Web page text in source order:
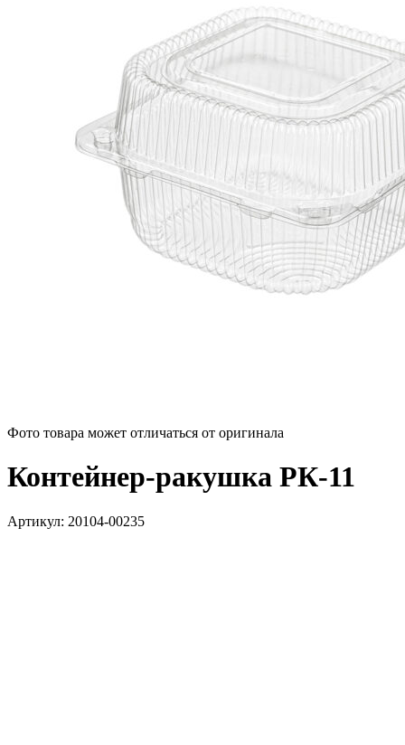
Фото товара может отличаться от оригинала
Контейнер-ракушка РК-11
Артикул: 20104-00235